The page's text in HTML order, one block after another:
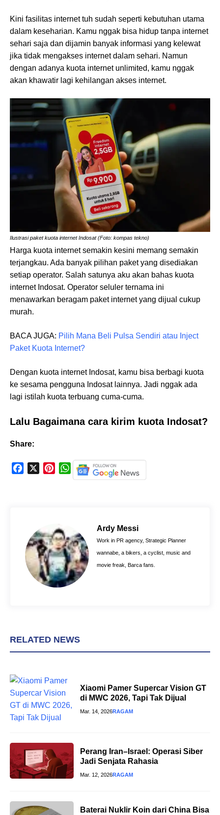
Kini fasilitas internet tuh sudah seperti kebutuhan utama
dalam keseharian. Kamu nggak bisa hidup tanpa internet
sehari saja dan dijamin banyak informasi yang kelewat
jika tidak mengakses internet dalam sehari. Namun
dengan adanya kuota internet unlimited, kamu nggak
akan khawatir lagi kehilangan akses internet.
Ilustrasi paket kuota internet Indosat (Foto: kompas tekno)
Harga kuota internet semakin kesini memang semakin
terjangkau. Ada banyak pilihan paket yang disediakan
setiap operator. Salah satunya aku akan bahas kuota
internet Indosat. Operator seluler ternama ini
menawarkan beragam paket internet yang dijual cukup
murah.
BACA JUGA: Pilih Mana Beli Pulsa Sendiri atau Inject
Paket Kuota Internet?
Dengan kuota internet Indosat, kamu bisa berbagi kuota
ke sesama pengguna Indosat lainnya. Jadi nggak ada
lagi istilah kuota terbuang cuma-cuma.
Lalu Bagaimana cara kirim kuota Indosat?
Share:
k
r
e
s
W
h
p
p
Ardy Messi
Work in PR agency, Strategic Planner
wannabe, a bikers, a cyclist, music and
movie freak, Barca fans.
RELATED NEWS
Xiaomi Pamer Supercar Vision GT
di MWC 2026, Tapi Tak Dijual
Mar. 14, 2026RAGAM
Perang Iran–Israel: Operasi Siber
Jadi Senjata Rahasia
Mar. 12, 2026RAGAM
Baterai Nuklir Koin dari China Bisa